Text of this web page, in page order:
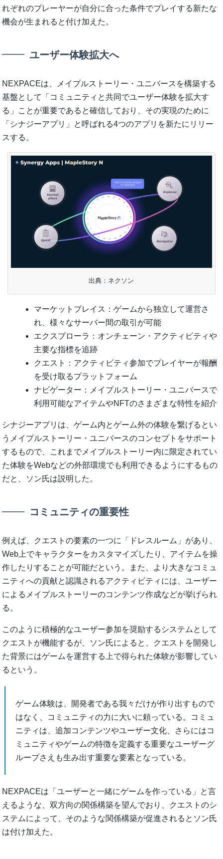
れぞれのプレーヤーが自分に合った条件でプレイする新たな
機会が生まれると付け加えた。
ユーザー体験拡大へ
NEXPACEは、メイプルストーリー・ユニバースを構築する
基盤として「コミュニティと共同でユーザー体験を拡大す
る」ことが重要であると確信しており、その実現のために
「シナジーアプリ」と呼ばれる4つのアプリを新たにリリー
スする。
出典：ネクソン
マーケットプレイス：ゲームから独立して運営さ
れ、様々なサーバー間の取引が可能
エクスプローラ：オンチェーン・アクティビティや
主要な指標を追跡
クエスト：アクティビティ参加でプレイヤーが報酬
を受け取るプラットフォーム
ナビゲーター：メイプルストーリー・ユニバースで
利用可能なアイテムやNFTのさまざまな特性を紹介
シナジーアプリは、ゲーム内とゲーム外の体験を繋げるとい
うメイプルストーリー・ユニバースのコンセプトをサポート
するもので、これまでメイプルストーリー内に限定されてい
た体験をWebなどの外部環境でも利用できるようにするもの
だと、ソン氏は説明した。
コミュニティの重要性
例えば、クエストの要素の一つに「ドレスルーム」があり、
Web上でキャラクターをカスタマイズしたり、アイテムを操
作したりすることが可能だという。また、より大きなコミュ
ニティへの貢献と認識されるアクティビティには、ユーザー
によるメイプルストーリーのコンテンツ作成などが挙げられ
る。
このように積極的なユーザー参加を奨励するシステムとして
クエストが機能するが、ソン氏によると、クエストを開発し
た背景にはゲームを運営する上で得られた体験が影響してい
るという。
ゲーム体験は、開発者である我々だけが作り出すもので
はなく、コミュニティの力に大いに頼っている。コミュ
ニティは、追加コンテンツやユーザー文化、さらにはコ
ミュニティやゲームの特徴を定義する重要なユーザーグ
ループさえも生み出す重要な要素となっている。
NEXPACEは「ユーザーと一緒にゲームを作っている」と言
えるような、双方向の関係構築を望んでおり、クエストのシ
ステムによって、そのような関係構築が促進されるとソン氏
は付け加えた。